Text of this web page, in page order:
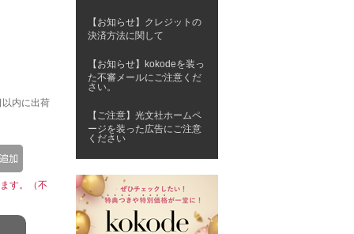
内に出荷
す。（不
【お知らせ】クレジットの
決済方法に関して
【お知らせ】kokodeを装っ
た不審メールにご注意くだ
さい。
【ご注意】光文社ホームペ
ージを装った広告にご注意
ください